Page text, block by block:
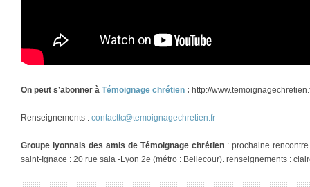
On peut s’abonner à Témoignage chrétien : http://
Renseignements : contacttc@temoignagechretien.fr
Groupe lyonnais des amis de Témoignage chrétien : prochaine
saint-Ignace : 20 rue sala -Lyon 2e (métro : Bellecour). renseignements :